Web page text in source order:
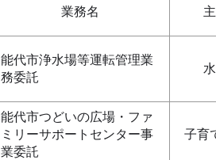
業務名
能代市浄水場等運転管理業
務委託
能代市つどいの広場・ファ
ミリーサポートセンター事
業委託
子育